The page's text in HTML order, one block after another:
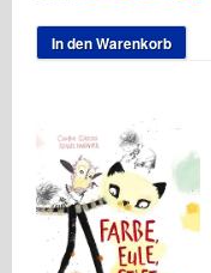
In den Warenkorb